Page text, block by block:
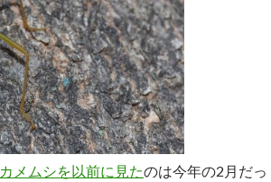
カメムシを以前に見たのは今年の2月だっ